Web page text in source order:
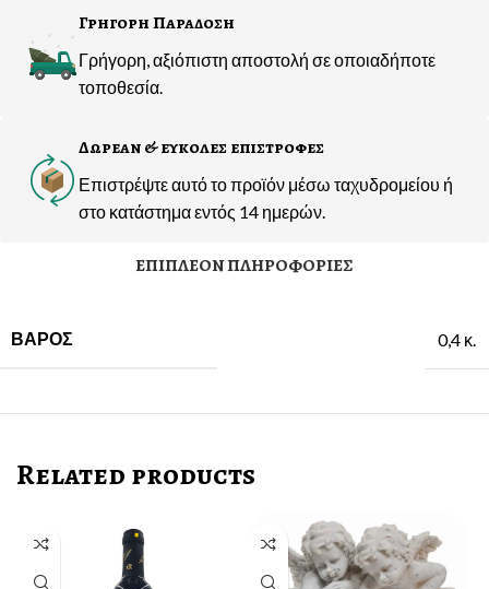
Γρηγορη Παραδοση
Γρήγορη, αξιόπιστη αποστολή σε οποιαδήποτε
τοποθεσία.
Δωρεαν & ευκολες επιστροφες
Επιστρέψτε αυτό το προϊόν μέσω ταχυδρομείου ή
στο κατάστημα εντός 14 ημερών.
ΕΠΙΠΛΈΟΝ ΠΛΗΡΟΦΟΡΊΕΣ
ΒΆΡΟΣ 0,4 κ.
Related products